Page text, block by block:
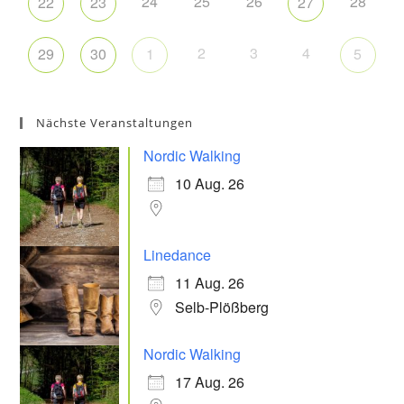
29 30 1 2 3 4 5
Nächste Veranstaltungen
Nordic Walking
10 Aug. 26
Linedance
11 Aug. 26
Selb-Plößberg
Nordic Walking
17 Aug. 26